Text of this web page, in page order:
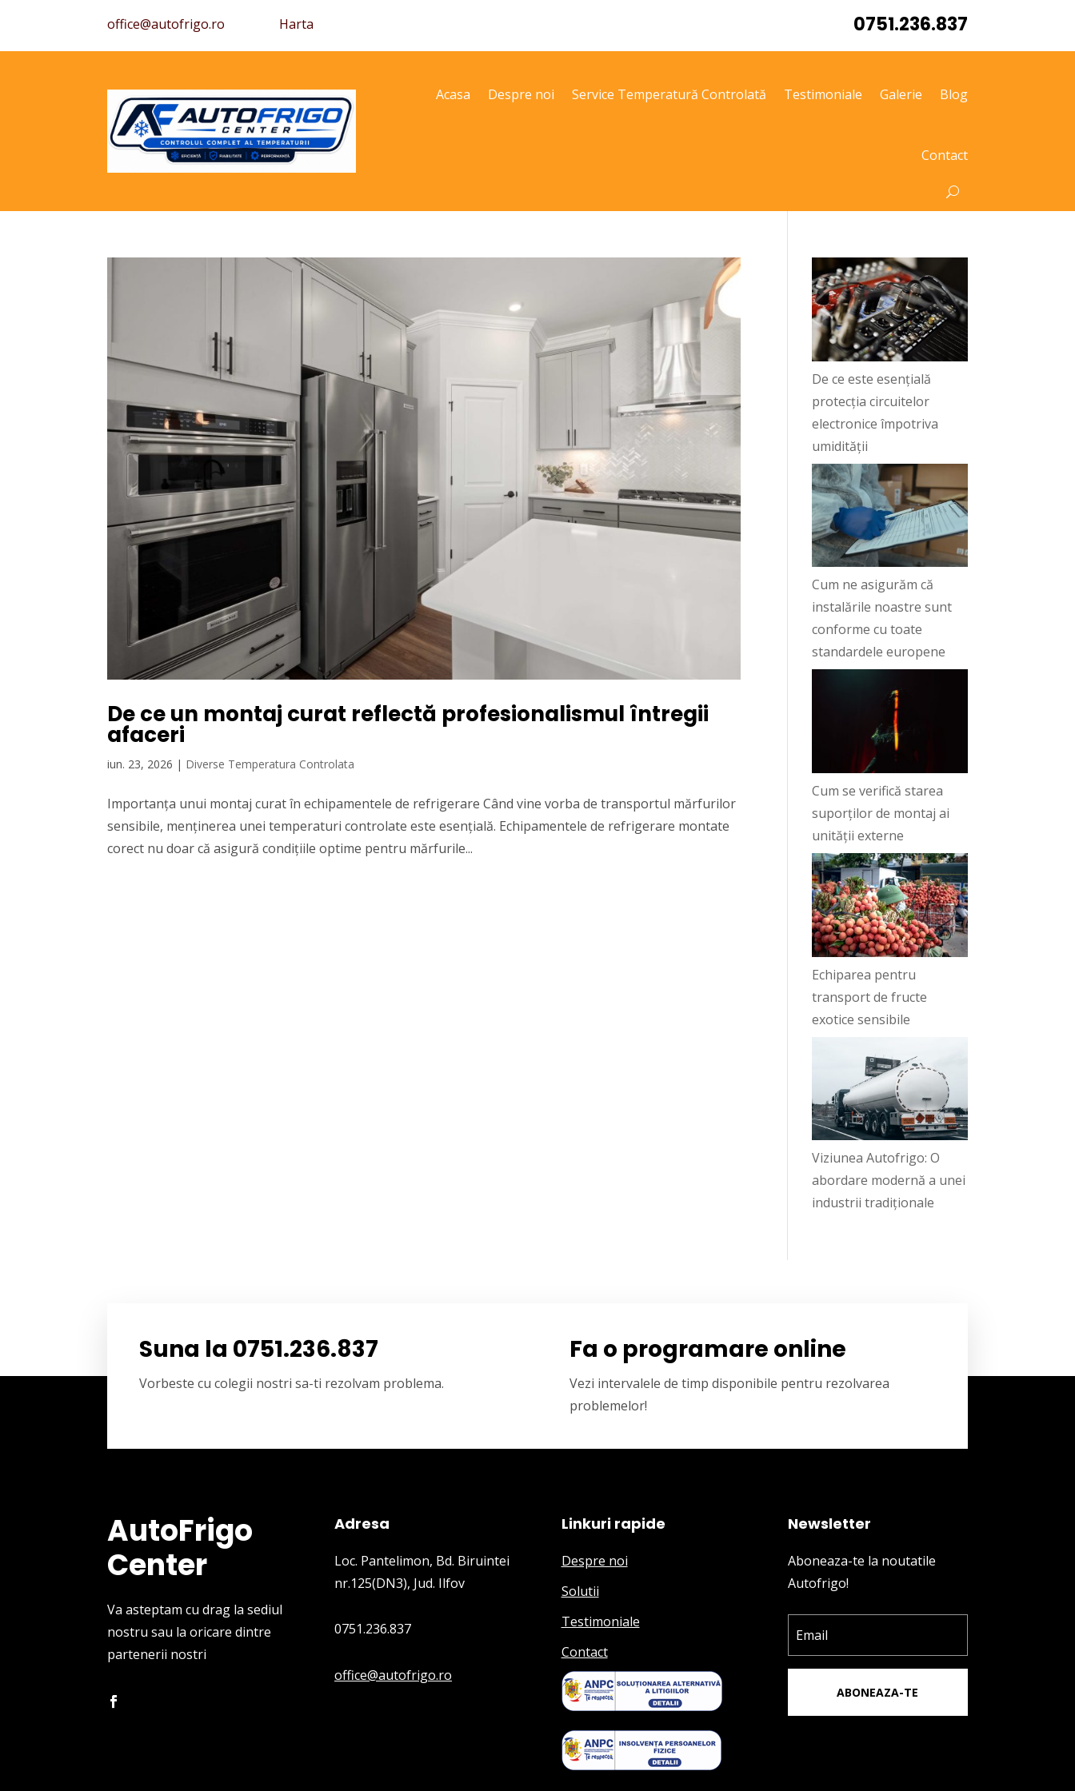
office@autofrigo.ro Harta 0751.236.837
Acasa Despre noi Service Temperatură Controlată Testimoniale Galerie Blog
Contact
De ce un montaj curat reflectă profesionalismul întregii
afaceri
iun. 23, 2026 | Diverse Temperatura Controlata
Importanța unui montaj curat în echipamentele de refrigerare Când vine vorba de transportul mărfurilor
sensibile, menținerea unei temperaturi controlate este esențială. Echipamentele de refrigerare montate
corect nu doar că asigură condițiile optime pentru mărfurile...
De ce este esențială
protecția circuitelor
electronice împotriva
umidității
Cum ne asigurăm că
instalările noastre sunt
conforme cu toate
standardele europene
Cum se verifică starea
suporților de montaj ai
unității externe
Echiparea pentru
transport de fructe
exotice sensibile
Viziunea Autofrigo: O
abordare modernă a unei
industrii tradiționale
Suna la 0751.236.837
Vorbeste cu colegii nostri sa-ti rezolvam problema.
Fa o programare online
Vezi intervalele de timp disponibile pentru rezolvarea
problemelor!
AutoFrigo
Center
Va asteptam cu drag la sediul
nostru sau la oricare dintre
partenerii nostri
Adresa
Loc. Pantelimon, Bd. Biruintei
nr.125(DN3), Jud. Ilfov
0751.236.837
office@autofrigo.ro
Linkuri rapide
Despre noi
Solutii
Testimoniale
Contact
Newsletter
Aboneaza-te la noutatile
Autofrigo!
ABONEAZA-TE